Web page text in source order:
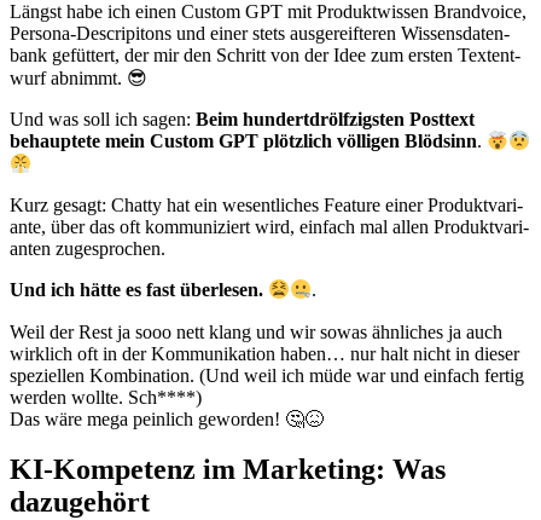
Längst habe ich einen Cus­tom GPT mit Pro­dukt­wis­sen Brand­voice,
Per­so­na-Descri­pi­tons und einer stets aus­ge­reif­te­ren Wis­sens­da­ten­
bank gefüt­tert, der mir den Schritt von der Idee zum ers­ten Text­ent­
wurf abnimmt. 😎
Und was soll ich sagen: Beim hun­dert­dr­ölf­zigs­ten Post­text
behaup­te­te mein Cus­tom GPT plötz­lich völ­li­gen Blöd­sinn.
Kurz gesagt: Chat­ty hat ein wesent­li­ches Fea­ture einer Pro­dukt­va­ri­
an­te, über das oft kom­mu­ni­ziert wird, ein­fach mal allen Pro­dukt­va­ri­
an­ten zuge­spro­chen.
Und ich hät­te es fast über­le­sen.
.
Weil der Rest ja sooo nett klang und wir sowas ähn­li­ches ja auch
wirk­lich oft in der Kom­mu­ni­ka­ti­on haben… nur halt nicht in die­ser
spe­zi­el­len Kom­bi­na­ti­on. (Und weil ich müde war und ein­fach fer­tig
wer­den woll­te. Sch****)
Das wäre mega pein­lich gewor­den! 🤔😖
KI-Kompetenz im Marketing: Was
dazugehört